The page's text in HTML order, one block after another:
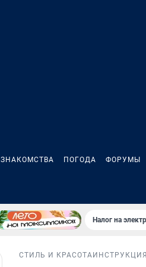
ЗНАКОМСТВА ПОГОДА ФОРУМЫ
Налог на
СТИЛЬ И КРАСОТА ИНСТРУКЦИЯ